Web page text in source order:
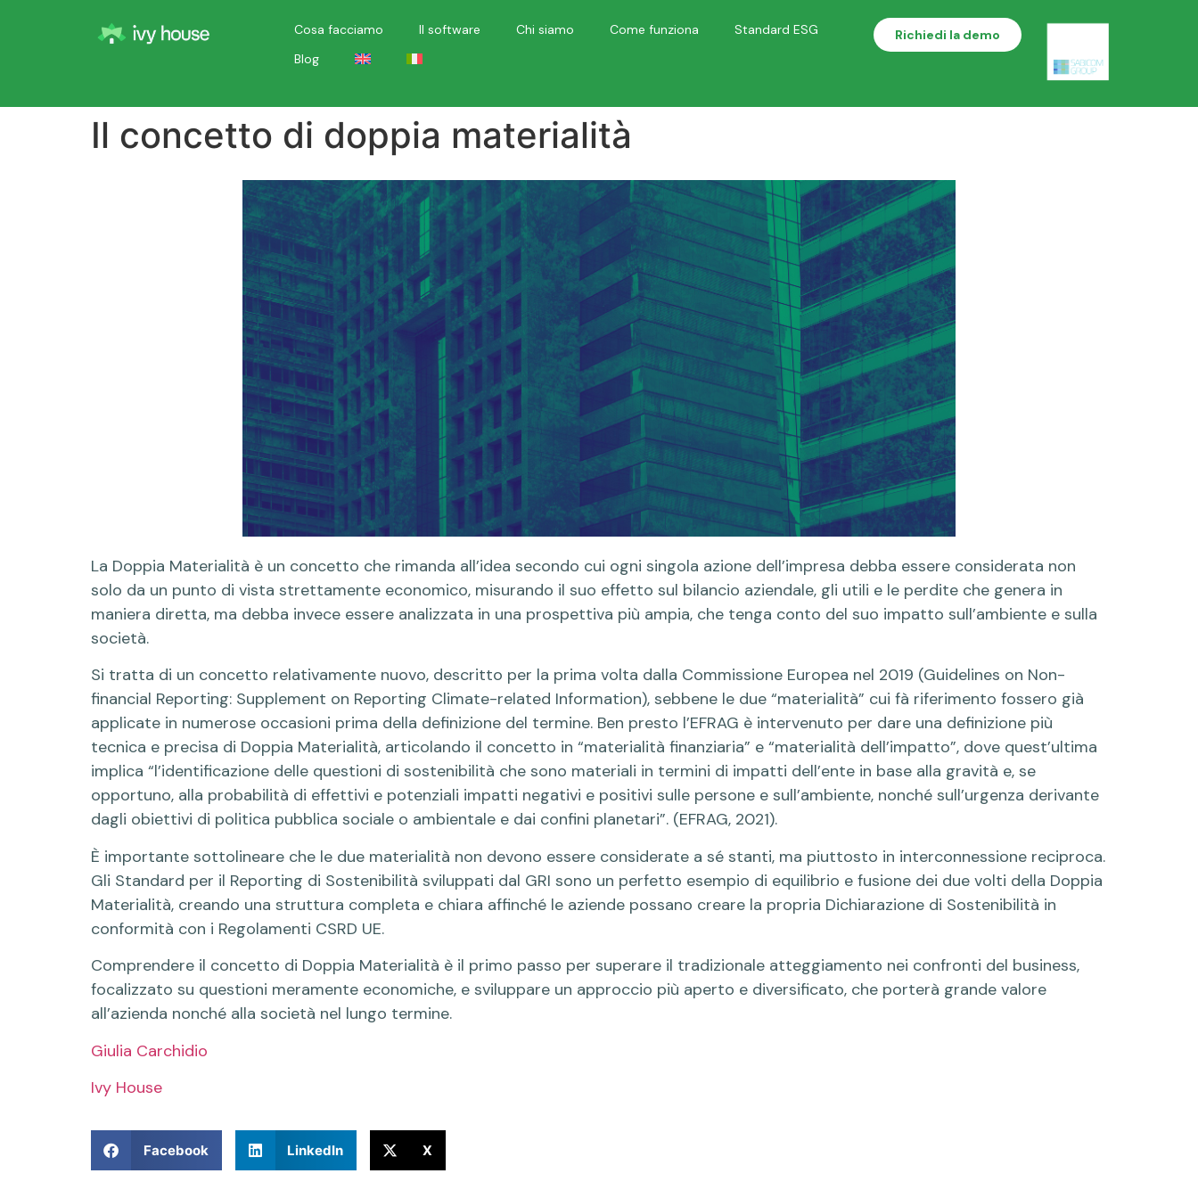
Cosa facciamo Il software Chi siamo Come funziona
Standard ESG
Blog
Richiedi la demo
Il concetto di doppia materialità
La Doppia Materialità è un concetto che rimanda all’idea secondo cui ogni singola azione dell’impresa debba essere considerata non
solo da un punto di vista strettamente economico, misurando il suo effetto sul bilancio aziendale, gli utili e le perdite che genera in
maniera diretta, ma debba invece essere analizzata in una prospettiva più ampia, che tenga conto del suo impatto sull’ambiente e sulla
società.
Si tratta di un concetto relativamente nuovo, descritto per la prima volta dalla Commissione Europea nel 2019 (Guidelines on Non-
financial Reporting: Supplement on Reporting Climate-related Information), sebbene le due “materialità” cui fà riferimento fossero già
applicate in numerose occasioni prima della definizione del termine. Ben presto l’EFRAG è intervenuto per dare una definizione più
tecnica e precisa di Doppia Materialità, articolando il concetto in “materialità finanziaria” e “materialità dell’impatto”, dove quest’ultima
implica “l’identificazione delle questioni di sostenibilità che sono materiali in termini di impatti dell’ente in base alla gravità e, se
opportuno, alla probabilità di effettivi e potenziali impatti negativi e positivi sulle persone e sull’ambiente, nonché sull’urgenza derivante
dagli obiettivi di politica pubblica sociale o ambientale e dai confini planetari”. (EFRAG, 2021).
È importante sottolineare che le due materialità non devono essere considerate a sé stanti, ma piuttosto in interconnessione reciproca.
Gli Standard per il Reporting di Sostenibilità sviluppati dal GRI sono un perfetto esempio di equilibrio e fusione dei due volti della Doppia
Materialità, creando una struttura completa e chiara affinché le aziende possano creare la propria Dichiarazione di Sostenibilità in
conformità con i Regolamenti CSRD UE.
Comprendere il concetto di Doppia Materialità è il primo passo per superare il tradizionale atteggiamento nei confronti del business,
focalizzato su questioni meramente economiche, e sviluppare un approccio più aperto e diversificato, che porterà grande valore
all’azienda nonché alla società nel lungo termine.
Giulia Carchidio
Ivy House
Facebook LinkedIn X